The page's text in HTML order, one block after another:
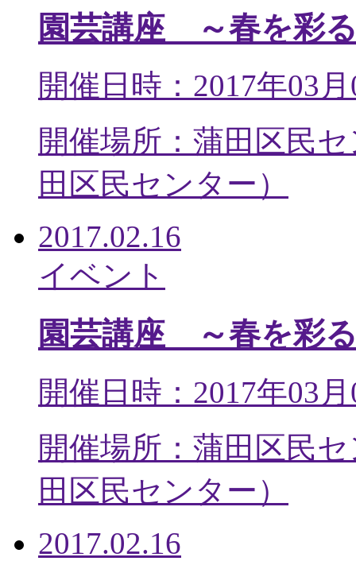
園芸講座 ～春を彩
開催日時：2017年03
開催場所：蒲田区民
田区民センター ）
2017.02.16
イベント
園芸講座 ～春を彩
開催日時：2017年03
開催場所：蒲田区民
田区民センター ）
2017.02.16